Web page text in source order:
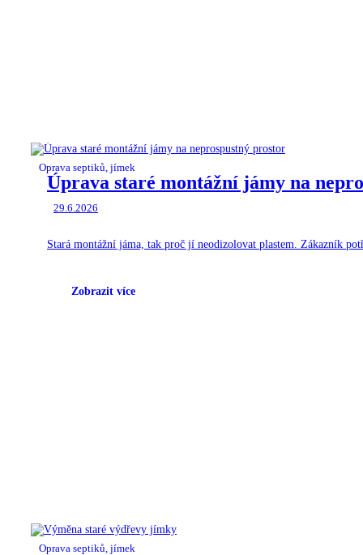
Oprava septiků, jímek
Úprava staré montážní jámy na
29.6.2026
Stará montážní jáma, tak proč jí neodizolovat plastem. Zákazník
Zobrazit více
Oprava septiků, jímek